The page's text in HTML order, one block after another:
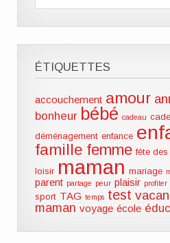
ÉTIQUETTES
accouchement amour
bonheur bébé cadeau
déménagement enfance
famille femme fête des
loisir maman mariage
parent partage peur plaisir profiter
sport TAG temps test
maman voyage école